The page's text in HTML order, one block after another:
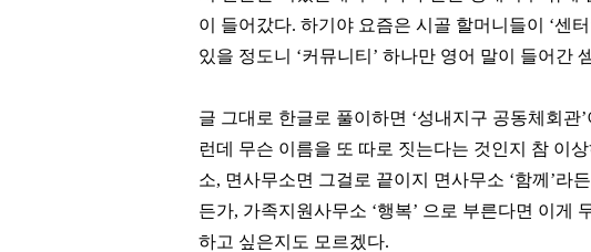
이 들어갔다. 하기야 요즘은 시골 할머니들이 ‘센터
있을 정도니 ‘커뮤니티 ’ 하나만 영어 말이 들어간
글 그대로 한글로 풀이하면 ‘성내지구 공동체회관’
런데 무슨 이름을 또 따로 짓는다는 것인지 참 이
소, 면사무소면 그걸로 끝이지 면사무소 ‘함께 ’라
든가, 가족지원사무소 ‘행복’ 으로 부른다면 이게
하고 싶은지도 모르겠다.